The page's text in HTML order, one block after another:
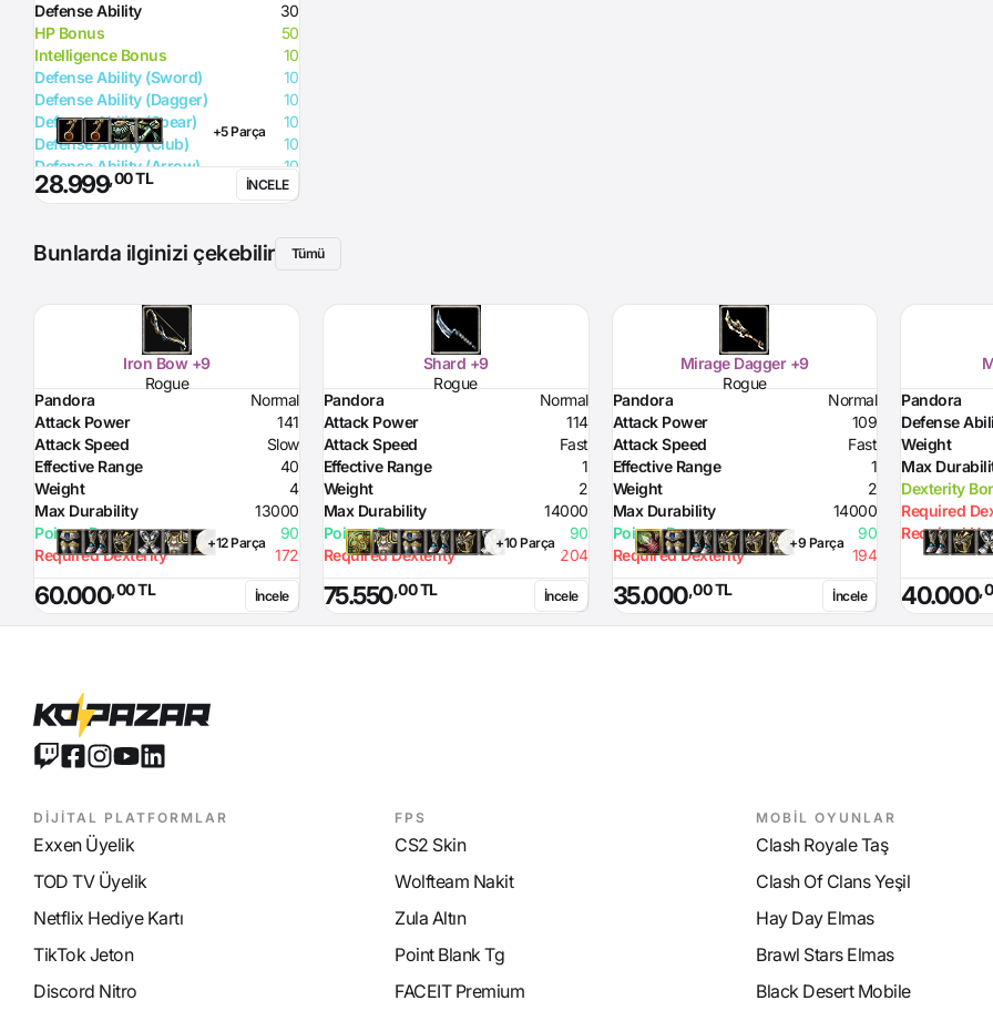
Defense Ability
30
HP Bonus
50
Intelligence Bonus
10
Defense Ability (Sword)
10
Defense Ability (Dagger)
10
Defense Ability (Spear)
10
Defense Ability (Club)
10
Defense Ability (Arrow)
10
Defense Ability (Axe)
10
+5 Parça
28.999,00 TL İNCELE
Bunlarda ilginizi çekebilir Tümü
Iron Bow +9
Rogue
Pandora
Normal
Attack Power
141
Attack Speed
Slow
Effective Range
40
Weight
4
Max Durability
13000
Poison Damage
90
Required Dexterity
172
+12 Parça
60.000,00 TL İncele
Shard +9
Rogue
Pandora
Normal
Attack Power
114
Attack Speed
Fast
Effective Range
1
Weight
2
Max Durability
14000
Poison Damage
90
Required Dexterity
204
+10 Parça
75.550,00 TL İncele
Mirage Dagger +9
Rogue
Pandora
Normal
Attack Power
109
Attack Speed
Fast
Effective Range
1
Weight
2
Max Durability
14000
Poison Damage
90
Required Dexterity
194
+9 Parça
35.000,00 TL İncele
Pandora
Defense
Weight
Max
Dexterity
Required
Required
40.000
DİJİTAL PLATFORMLAR
Exxen Üyelik
TOD TV Üyelik
Netflix Hediye Kartı
TikTok Jeton
Discord Nitro
FPS
CS2 Skin
Wolfteam Nakit
Zula Altın
Point Blank Tg
FACEIT Premium
MOBİL OYUNLAR
Clash Royale Taş
Clash Of Clans Yeşil
Hay Day Elmas
Brawl Stars Elmas
Black Desert Mobile